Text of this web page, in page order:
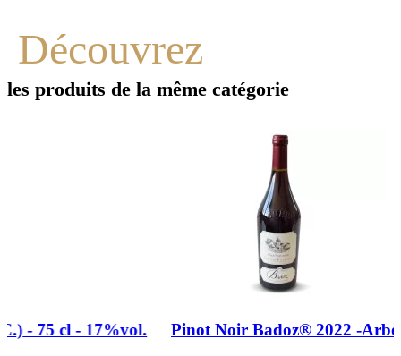
Découvrez
les produits de la même catégorie
Pinot Noir Badoz® 2022 -Arbois - Pupillin AOC -...